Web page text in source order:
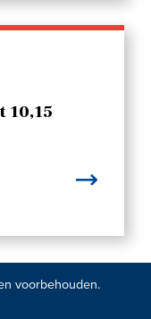
voorbehouden.